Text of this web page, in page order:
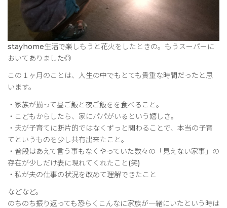
stayhome生活で楽しもうと花火をしたときの。もうスーパーに
おいてありました◎
この１ヶ月のことは、人生の中でもとても貴重な時間だったと思
います。
・家族が揃って昼ご飯と夜ご飯をを食べること。
・こどもからしたら、家にパパがいるという嬉しさ。
・夫が子育てに断片的ではなくずっと関わることで、本当の子育
てというものを少し共有出来たこと。
・普段はあえて言う事もなくやっていた数々の「見えない家事」の
存在が少しだけ表に現れてくれたこと(笑)
・私が夫の仕事の状況を改めて理解できたこと
などなど。
のちのち振り返っても恐らくこんなに家族が一緒にいたという時は